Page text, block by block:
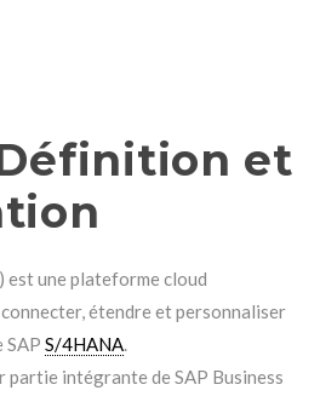
et
) est une plateforme cloud
étendre et personnaliser
SAP S/4HANA
partie intégrante de SAP Business